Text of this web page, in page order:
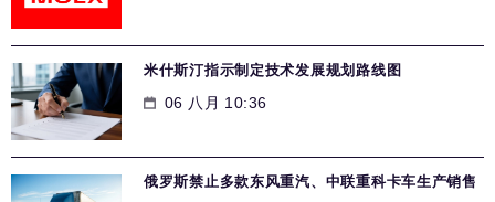
米什斯汀指示制定技术发展规划路线图
06 八月 10:36
俄罗斯禁止多款东风重汽、中联重科卡车生产销售